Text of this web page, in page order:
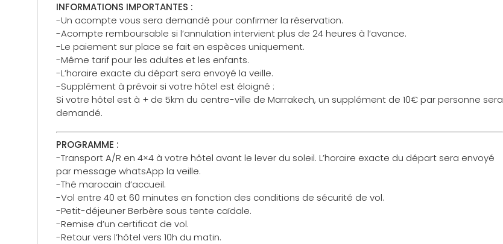
INFORMATIONS IMPORTANTES :
-Un acompte vous sera demandé pour confirmer la réservation.
-Acompte remboursable si l’annulation intervient plus de 24 heures à l’avance.
-Le paiement sur place se fait en espèces uniquement.
-Même tarif pour les adultes et les enfants.
-L’horaire exacte du départ sera envoyé la veille.
-Supplément à prévoir si votre hôtel est éloigné :
Si votre hôtel est à + de 5km du centre-ville de Marrakech, un supplément de 10€ par personne sera
demandé.
PROGRAMME :
-Transport A/R en 4×4 à votre hôtel avant le lever du soleil. L’horaire exacte du départ sera envoyé
par message whatsApp la veille.
-Thé marocain d’accueil.
-Vol entre 40 et 60 minutes en fonction des conditions de sécurité de vol.
-Petit-déjeuner Berbère sous tente caïdale.
-Remise d’un certificat de vol.
-Retour vers l’hôtel vers 10h du matin.